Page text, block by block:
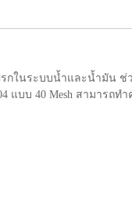
กในระบบน้ำและน้ำมัน
แบบ 40 Mesh สามารถ